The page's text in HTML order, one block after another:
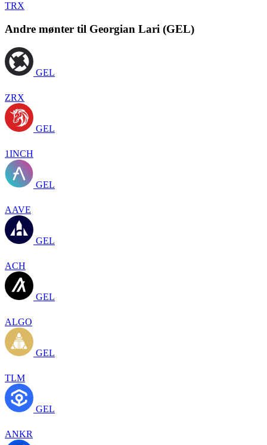
TRX
Andre mønter til Georgian Lari (GEL)
GEL
ZRX
GEL
1INCH
GEL
AAVE
GEL
ACH
GEL
ALGO
GEL
TLM
GEL
ANKR